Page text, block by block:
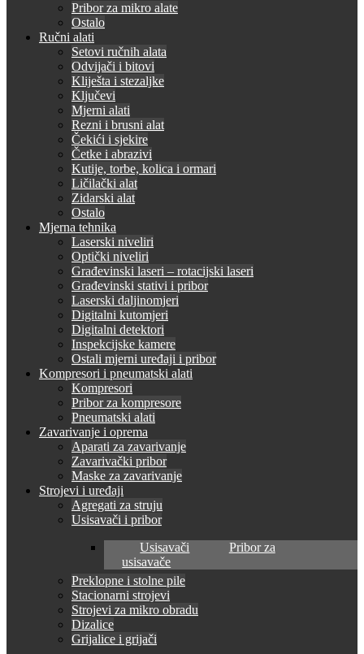
Pribor za mikro alate
Ostalo
Ručni alati
Setovi ručnih alata
Odvijači i bitovi
Kliješta i stezaljke
Ključevi
Mjerni alati
Rezni i brusni alat
Čekići i sjekire
Četke i abrazivi
Kutije, torbe, kolica i ormari
Ličilački alat
Zidarski alat
Ostalo
Mjerna tehnika
Laserski niveliri
Optički niveliri
Građevinski laseri – rotacijski laseri
Građevinski stativi i pribor
Laserski daljinomjeri
Digitalni kutomjeri
Digitalni detektori
Inspekcijske kamere
Ostali mjerni uređaji i pribor
Kompresori i pneumatski alati
Kompresori
Pribor za kompresore
Pneumatski alati
Zavarivanje i oprema
Aparati za zavarivanje
Zavarivački pribor
Maske za zavarivanje
Strojevi i uređaji
Agregati za struju
Usisavači i pribor
Usisavači
Pribor za
usisavače
Preklopne i stolne pile
Stacionarni strojevi
Strojevi za mikro obradu
Dizalice
Grijalice i grijači